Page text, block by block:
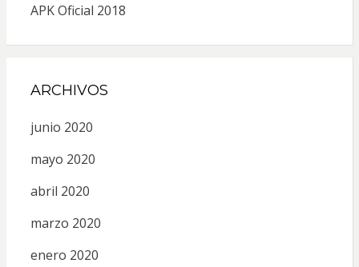
APK Oficial 2018
ARCHIVOS
junio 2020
mayo 2020
abril 2020
marzo 2020
enero 2020